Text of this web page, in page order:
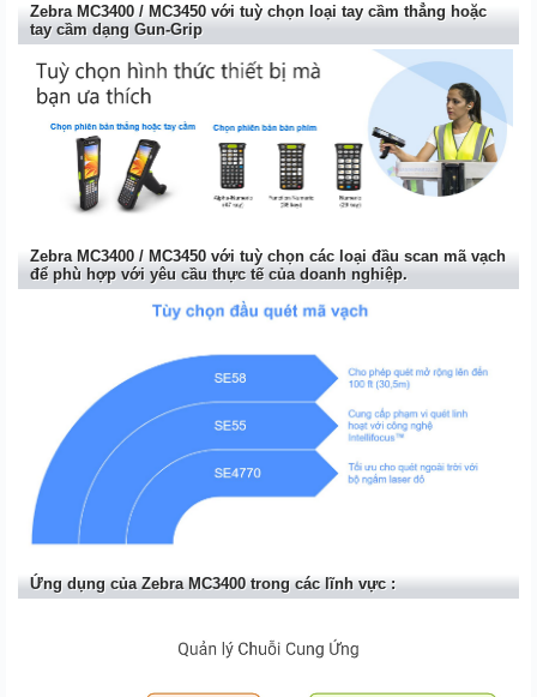
Zebra MC3400 / MC3450 với tuỳ chọn loại tay cầm thẳng hoặc
tay cầm dạng Gun-Grip
Zebra MC3400 / MC3450 với tuỳ chọn các loại đầu scan mã vạch
để phù hợp với yêu cầu thực tế của doanh nghiệp.
Ứng dụng của Zebra MC3400 trong các lĩnh vực :